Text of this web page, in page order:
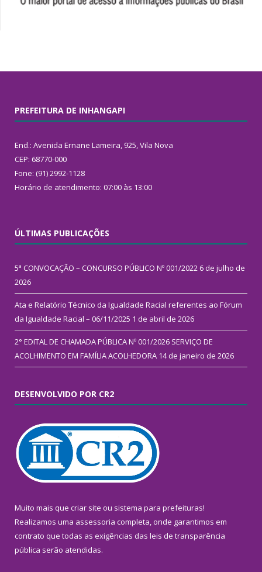
PREFEITURA DE INHANGAPI
End.: Avenida Ernane Lameira, 925, Vila Nova
CEP: 68770-000
Fone: (91) 2992-1128
Horário de atendimento: 07:00 às 13:00
ÚLTIMAS PUBLICAÇÕES
5ª CONVOCAÇÃO – CONCURSO PÚBLICO Nº 001/2022 6 de julho de
2026
Ata e Relatório Técnico da Igualdade Racial referentes ao Fórum
da Igualdade Racial – 06/11/2025 1 de abril de 2026
2° EDITAL DE CHAMADA PÚBLICA Nº 001/2026 SERVIÇO DE
ACOLHIMENTO EM FAMÍLIA ACOLHEDORA 14 de janeiro de 2026
DESENVOLVIDO POR CR2
Muito mais que criar site ou sistema para prefeituras!
Realizamos uma assessoria completa, onde garantimos em
contrato que todas as exigências das leis de transparência
pública serão atendidas.